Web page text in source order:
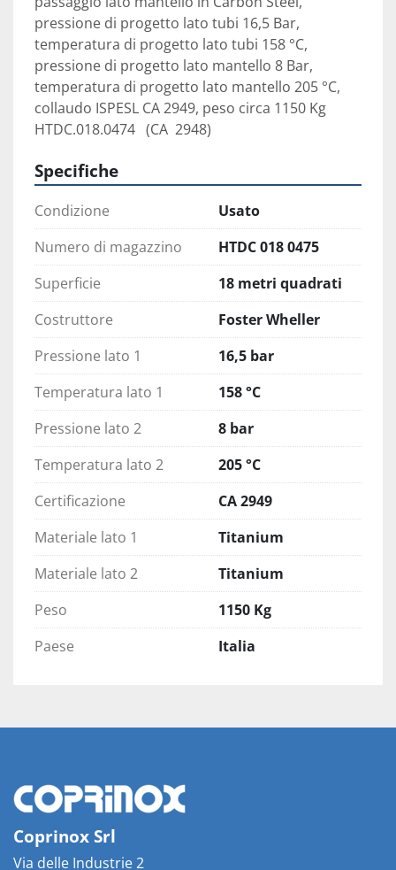
pressione di progetto lato tubi 16,5 Bar,
temperatura di progetto lato tubi 158 °C,
pressione di progetto lato mantello 8 Bar,
temperatura di progetto lato mantello 205 °C,
collaudo ISPESL CA 2949, peso circa 1150 Kg
HTDC.018.0474   (CA  2948)
Specifiche
Condizione
Usato
Numero di magazzino
HTDC 018 0475
Superficie
18 metri quadrati
Costruttore
Foster Wheller
Pressione lato 1
16,5 bar
Temperatura lato 1
158 °C
Pressione lato 2
8 bar
Temperatura lato 2
205 °C
Certificazione
CA 2949
Materiale lato 1
Titanium
Materiale lato 2
Titanium
Peso
1150 Kg
Paese
Italia
Coprinox Srl
Via delle Industrie 2